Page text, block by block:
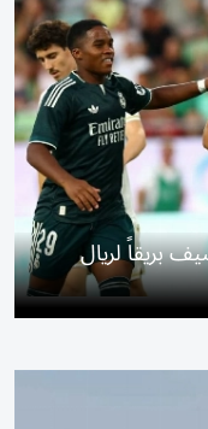
بريقاً لريال